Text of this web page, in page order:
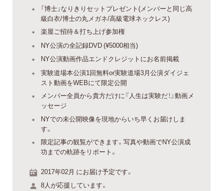
「博士」なりきりセットプレゼント(メンバーと同じ高
級白衣/博士の丸メガネ/高級電球ネックレス)
楽屋ご招待＆打ち上げ参加権
NY公演の全記録DVD (¥5000相当)
NY公演動画作品エンドクレジットにお名前掲載
実験道場本公演1回無料or実験道場3月公演ダイジェ
スト動画をWEBにて限定公開
メンバー全員から貴方だけに『人生は実験だ！』動画メ
ッセージ
NYでの未公開映像を現地からいち早くお届けしま
す。
限定記事の観覧ができます。写真や動画でNY公演成
功までの軌跡をリポート。
2017年02月 にお届け予定です。
8人が応援しています。